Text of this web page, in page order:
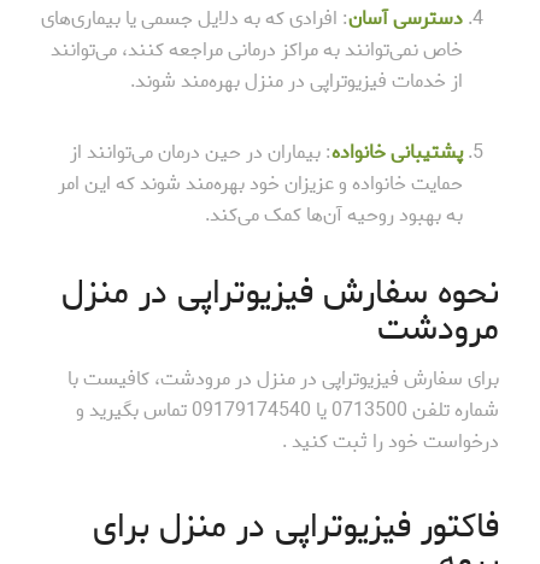
دسترسی آسان: افرادی که به دلایل جسمی یا بیماری‌های
خاص نمی‌توانند به مراکز درمانی مراجعه کنند، می‌توانند
از خدمات فیزیوتراپی در منزل بهره‌مند شوند.
پشتیبانی خانواده: بیماران در حین درمان می‌توانند از
حمایت خانواده و عزیزان خود بهره‌مند شوند که این امر
به بهبود روحیه آن‌ها کمک می‌کند.
نحوه سفارش فیزیوتراپی در منزل
مرودشت
برای سفارش فیزیوتراپی در منزل در مرودشت، کافیست با
شماره تلفن 0713500 یا 09179174540 تماس بگیرید و
درخواست خود را ثبت کنید .
فاکتور فیزیوتراپی در منزل برای